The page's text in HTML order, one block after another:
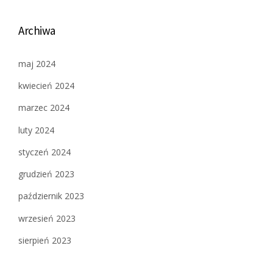
Archiwa
maj 2024
kwiecień 2024
marzec 2024
luty 2024
styczeń 2024
grudzień 2023
październik 2023
wrzesień 2023
sierpień 2023